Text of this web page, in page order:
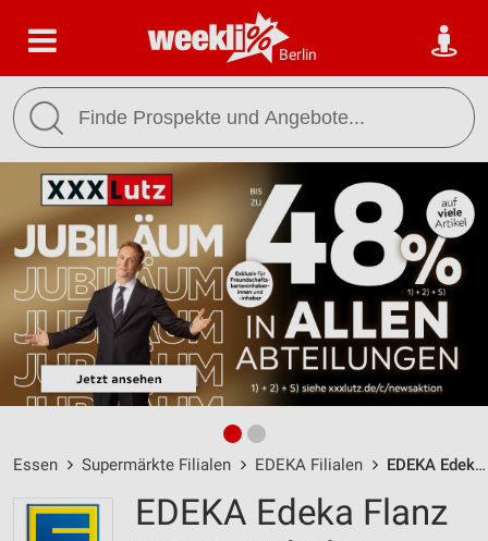
Berlin
Essen Supermärkte Filialen EDEKA Filialen EDEKA Edeka Flanz Essen / Schulte-Hinsel-Straße 7 - Öffnungszeiten & Adresse
EDEKA Edeka Flanz